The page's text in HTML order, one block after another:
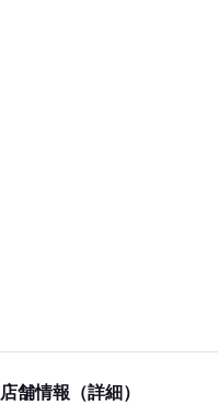
店舗情報（詳細）